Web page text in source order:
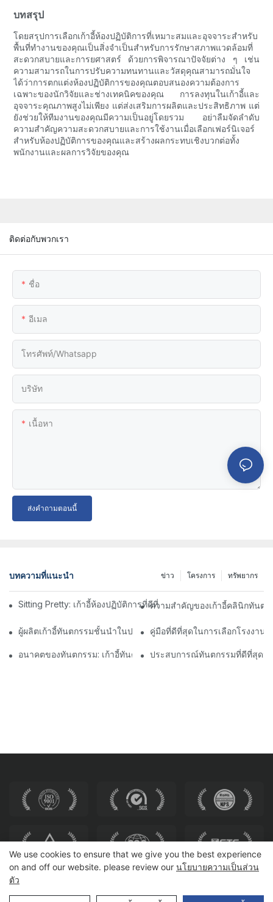
บทสรุป
โดยสรุปการเลือกเก้าอี้ห้องปฏิบัติการที่เหมาะสมและอุจจาระสำหรับ
พื้นที่ทำงานของคุณเป็นสิ่งจำเป็นสำหรับการรักษาสภาพแวดล้อมที่
สะดวกสบายและการยศาสตร์ ด้วยการพิจารณาปัจจัยต่าง ๆ เช่น
ความสามารถในการปรับความทนทานและวัสดุคุณสามารถมั่นใจ
ได้ว่าการตกแต่งห้องปฏิบัติการของคุณตอบสนองความต้องการ
เฉพาะของนักวิจัยและช่างเทคนิคของคุณ การลงทุนในเก้าอี้และ
อุจจาระคุณภาพสูงไม่เพียง แต่ส่งเสริมการผลิตและประสิทธิภาพ แต่
ยังช่วยให้ทีมงานของคุณมีความเป็นอยู่โดยรวม อย่าลืมจัดลำดับ
ความสำคัญความสะดวกสบายและการใช้งานเมื่อเลือกเฟอร์นิเจอร์
สำหรับห้องปฏิบัติการของคุณและสร้างผลกระทบเชิงบวกต่อทั้ง
พนักงานและผลการวิจัยของคุณ
ติดต่อกับพวกเรา
ชื่อ
อีเมล
โทรศัพท์/whatsapp
บริษัท
เนื้อหา
ส่งคำถามตอนนี้
บทความที่แนะนำ ทรัพยากร
โครงการ
ข่าว
Sitting Pretty: เก้าอี้ห้องปฏิบัติการที่ดีที่สุด & อุจจาระสำหรับพื้นที่ทำ
ความสำคัญของเก้าอี้คลินิกทันตก
ผู้ผลิตเก้าอี้ทันตกรรมชั้นนำในประเทศจีน: นวัตกรรมและคุณภาพ
คู่มือที่ดีที่สุดในการเลือกโรงงาน
อนาคตของทันตกรรม: เก้าอี้ทันตกรรมสมัยใหม่ส่วนบุคคล
ประสบการณ์ทันตกรรมที่ดีที่สุด:
We use cookies to ensure that we give you the best experience
on and off our website. please review our นโยบายความเป็นส่วน
ตัว